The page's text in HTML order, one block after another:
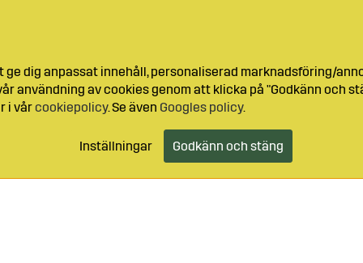
dig anpassat innehåll, personaliserad marknadsföring/
av cookies genom att klicka på "Godkänn och
i vårcookiepolicy. Se även Googles policy.
Inställningar Godkänn och stäng